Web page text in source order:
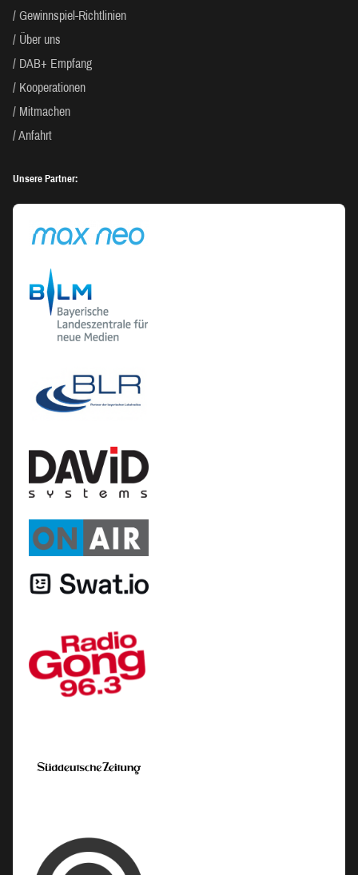
Gewinnspiel-Richtlinien
Über uns
DAB+ Empfang
Kooperationen
Mitmachen
Anfahrt
Unsere Partner: